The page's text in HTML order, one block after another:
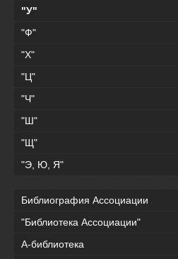
"У"
"Ф"
"Х"
"Ц"
"Ч"
"Ш"
"Щ"
"Э, Ю, Я"
Библиография Ассоциации
"Библиотека Ассоциации"
А-библиотека